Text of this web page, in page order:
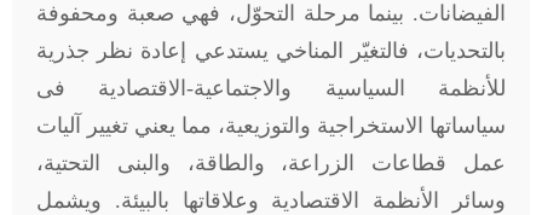
الفيضانات. بينما مرحلة التحوّل، فهي صعبة ومحفوفة
بالتحديات، فالتغيّر المناخي يستدعي إعادة نظر جذرية
للأنظمة السياسية والاجتماعية-الاقتصادية فى
سياساتها الاستخراجية والتوزيعية، مما يعني تغيير آليات
عمل قطاعات الزراعة، والطاقة، والبنى التحتية،
وسائر الأنظمة الاقتصادية وعلاقاتها بالبيئة. ويشمل